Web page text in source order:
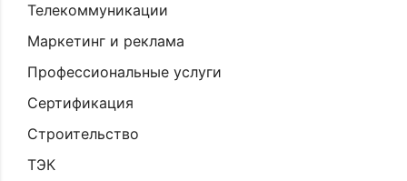
Телекоммуникации
Маркетинг и реклама
Профессиональные услуги
Сертификация
Строительство
ТЭК